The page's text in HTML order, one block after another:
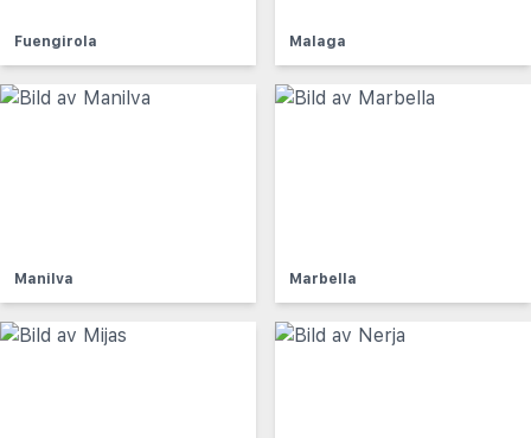
Fuengirola Malaga
Manilva Marbella